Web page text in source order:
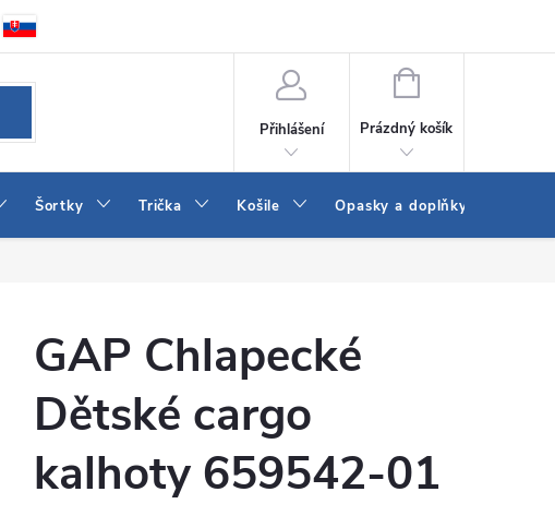
Kontakt
Přihlášení
NÁKUPNÍ
Prázdný košík
Šortky Trička Košile Opasky a doplňky
GAP Chlapecké
Dětské cargo
kalhoty 659542-01